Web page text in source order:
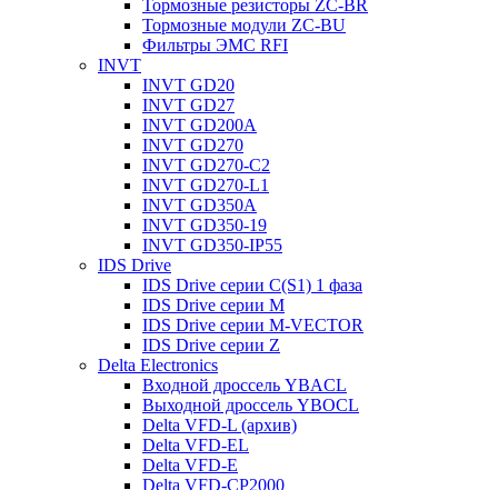
Тормозные резисторы ZC-BR
Тормозные модули ZC-BU
Фильтры ЭМС RFI
INVT
INVT GD20
INVT GD27
INVT GD200A
INVT GD270
INVT GD270-C2
INVT GD270-L1
INVT GD350A
INVT GD350-19
INVT GD350-IP55
IDS Drive
IDS Drive серии C(S1) 1 фаза
IDS Drive серии M
IDS Drive серии M-VECTOR
IDS Drive серии Z
Delta Electronics
Входной дроссель YBACL
Выходной дроссель YBOCL
Delta VFD-L (архив)
Delta VFD-EL
Delta VFD-E
Delta VFD-CP2000